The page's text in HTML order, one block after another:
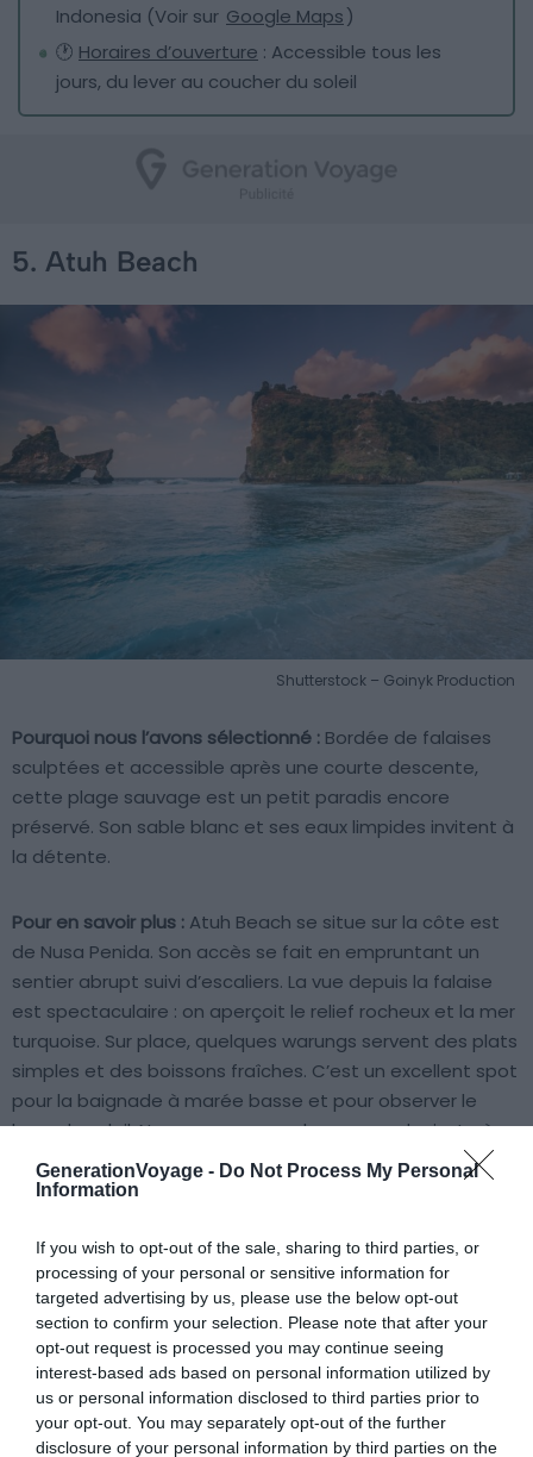
GenerationVoyage - Do Not Process My Personal
Information
If you wish to opt-out of the sale, sharing to third parties, or
processing of your personal or sensitive information for
targeted advertising by us, please use the below opt-out
section to confirm your selection. Please note that after your
opt-out request is processed you may continue seeing
interest-based ads based on personal information utilized by
us or personal information disclosed to third parties prior to
your opt-out. You may separately opt-out of the further
disclosure of your personal information by third parties on the
Indonesia (Voir sur Google Maps)
🕐 Horaires d’ouverture : Accessible tous les
jours, du lever au coucher du soleil
5. Atuh Beach
Shutterstock – Goinyk Production
Pourquoi nous l’avons sélectionné : Bordée de falaises
sculptées et accessible après une courte descente,
cette plage sauvage est un petit paradis encore
préservé. Son sable blanc et ses eaux limpides invitent à
la détente.
Pour en savoir plus : Atuh Beach se situe sur la côte est
de Nusa Penida. Son accès se fait en empruntant un
sentier abrupt suivi d’escaliers. La vue depuis la falaise
est spectaculaire : on aperçoit le relief rocheux et la mer
turquoise. Sur place, quelques warungs servent des plats
simples et des boissons fraîches. C’est un excellent spot
pour la baignade à marée basse et pour observer le
lever du soleil. Ne manquez pas de vous rendre juste à
côté, à Diamond Beach, un autre lieu incontournable à
voir à Nusa Penida.
Infos pratiques sur Atuh Beach
📍Adresse: Atuh Beach, Pejukutan, Nusa Penida,
Klungkung Regency, Bali 80771, Indonesia (Voir
surGoogle Maps)
🕐 Horaires d’ouverture: Ouvert tous les jours,
24h/24